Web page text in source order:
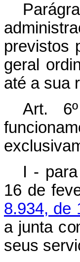
previstos
geral
até a sua
Art.
I -
16 de
8.934, de
a junta
seus